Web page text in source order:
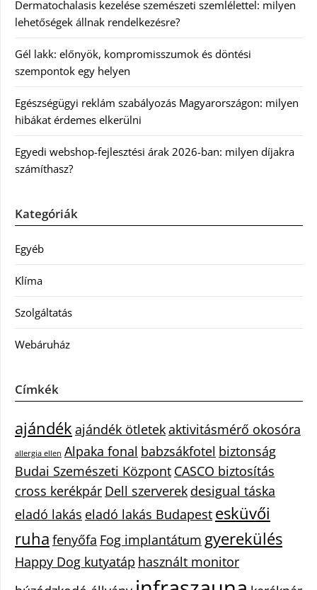
Dermatochalasis kezelése szemészeti szemlélettel: milyen
lehetőségek állnak rendelkezésre?
Gél lakk: előnyök, kompromisszumok és döntési
szempontok egy helyen
Egészségügyi reklám szabályozás Magyarországon: milyen
hibákat érdemes elkerülni
Egyedi webshop-fejlesztési árak 2026-ban: milyen díjakra
számíthasz?
Kategóriák
Egyéb
Klíma
Szolgáltatás
Webáruház
Címkék
ajándékajándék ötletekaktivitásmérő okosóra
allergia ellen Alpaka fonal babzsákfotel biztonság
Budai Szemészeti Központ CASCO biztosítás
cross kerékpár Dell szerverek desigual táska
eladó lakás eladó lakás Budapest esküvői
ruha fenyőfa Fog implantátum gyerekülés
Happy Dog kutyatáp használt monitor